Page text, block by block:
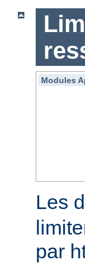
Modules
Les
par